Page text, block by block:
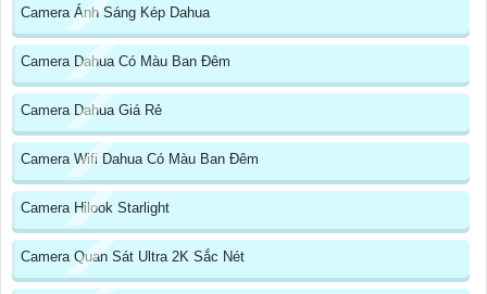
Camera Ánh Sáng Kép Dahua
Camera Dahua Có Màu Ban Đêm
Camera Dahua Giá Rẻ
Camera Wifi Dahua Có Màu Ban Đêm
Camera Hilook Starlight
Camera Quan Sát Ultra 2K Sắc Nét